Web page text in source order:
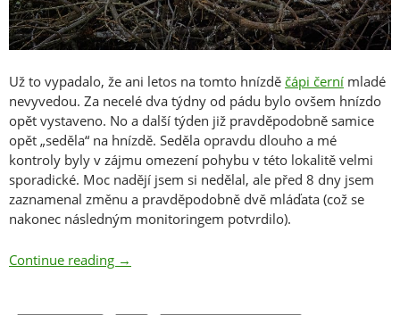
Už to vypadalo, že ani letos na tomto hnízdě čápi černí mladé
nevyvedou. Za necelé dva týdny od pádu bylo ovšem hnízdo
opět vystaveno. No a další týden již pravděpodobně samice
opět „seděla“ na hnízdě. Seděla opravdu dlouho a mé
kontroly byly v zájmu omezení pohybu v této lokalitě velmi
sporadické. Moc nadějí jsem si nedělal, ale před 8 dny jsem
zaznamenal změnu a pravděpodobně dvě mláďata (což se
nakonec následným monitoringem potvrdilo).
Continue reading Labské pískovce – 07/2021
→